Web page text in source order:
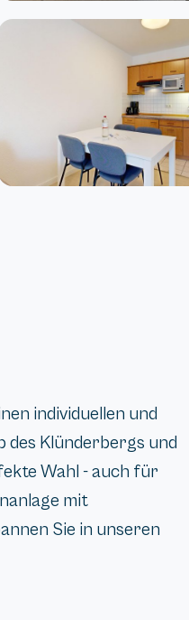
individuellen und
Klünderbergs und
Wahl - auch für
mit
Sie in unseren